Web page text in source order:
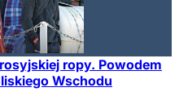
ropy. Powodem
Wschodu